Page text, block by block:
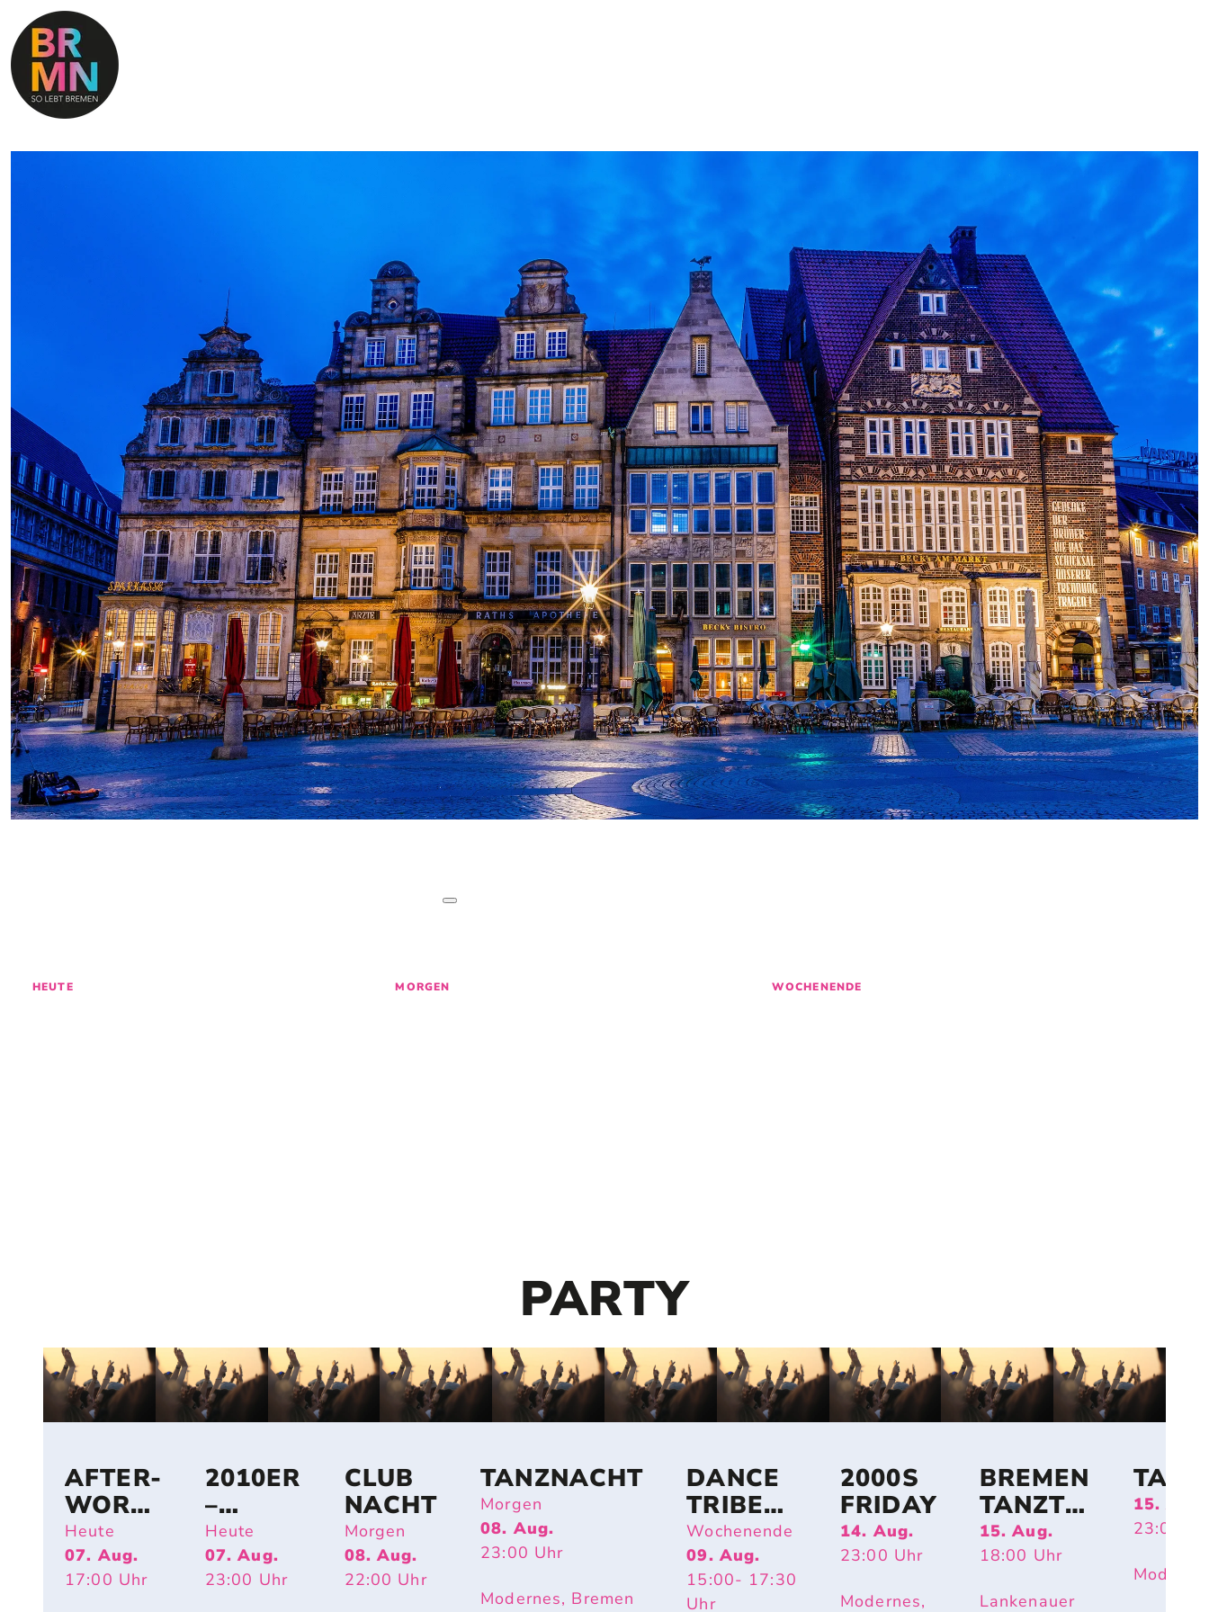
HEUTE MORGEN WOCHENENDE
PARTY
AFTER-
WORK-
PARTY
OPEN
AIR
Heute
07. Aug.
17:00 Uhr
2010ER
–
SHAKE
IT OFF
Heute
07. Aug.
23:00 Uhr
CLUB
NACHT
Morgen
08. Aug.
22:00 Uhr
TANZNACHT
Morgen
08. Aug.
23:00 Uhr
Modernes, Bremen
DANCE
TRIBE
BREMEN
Wochenende
09. Aug.
15:00- 17:30
Uhr
2000S
FRIDAY
14. Aug.
23:00 Uhr
Modernes,
BREMEN
TANZT
OPEN
AIR
15. Aug.
18:00 Uhr
Lankenauer
15. Aug.
23:00